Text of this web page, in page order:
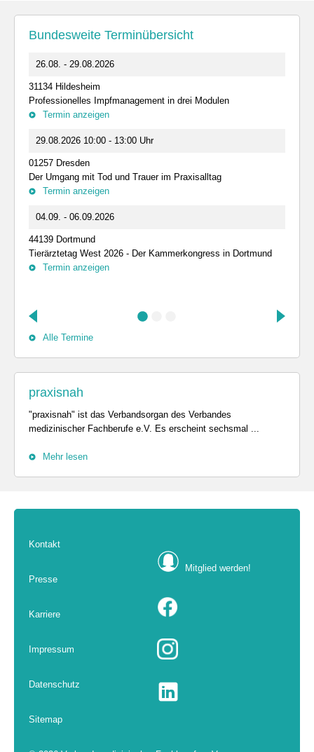
Bundesweite Terminübersicht
26.08. - 29.08.2026
31134 Hildesheim
Professionelles Impfmanagement in drei Modulen
Termin anzeigen
29.08.2026 10:00 - 13:00 Uhr
01257 Dresden
Der Umgang mit Tod und Trauer im Praxisalltag
Termin anzeigen
04.09. - 06.09.2026
44139 Dortmund
Tierärztetag West 2026 - Der Kammerkongress in Dortmund
Termin anzeigen
Alle Termine
praxisnah
"praxisnah" ist das Verbandsorgan des Verbandes
medizinischer Fachberufe e.V. Es erscheint sechsmal ...
Mehr lesen
Kontakt
Presse
Karriere
Impressum
Datenschutz
Sitemap
Mitglied werden!